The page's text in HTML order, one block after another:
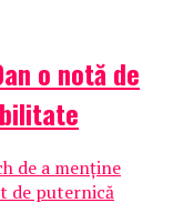
o notă de
de a menține
de puternică